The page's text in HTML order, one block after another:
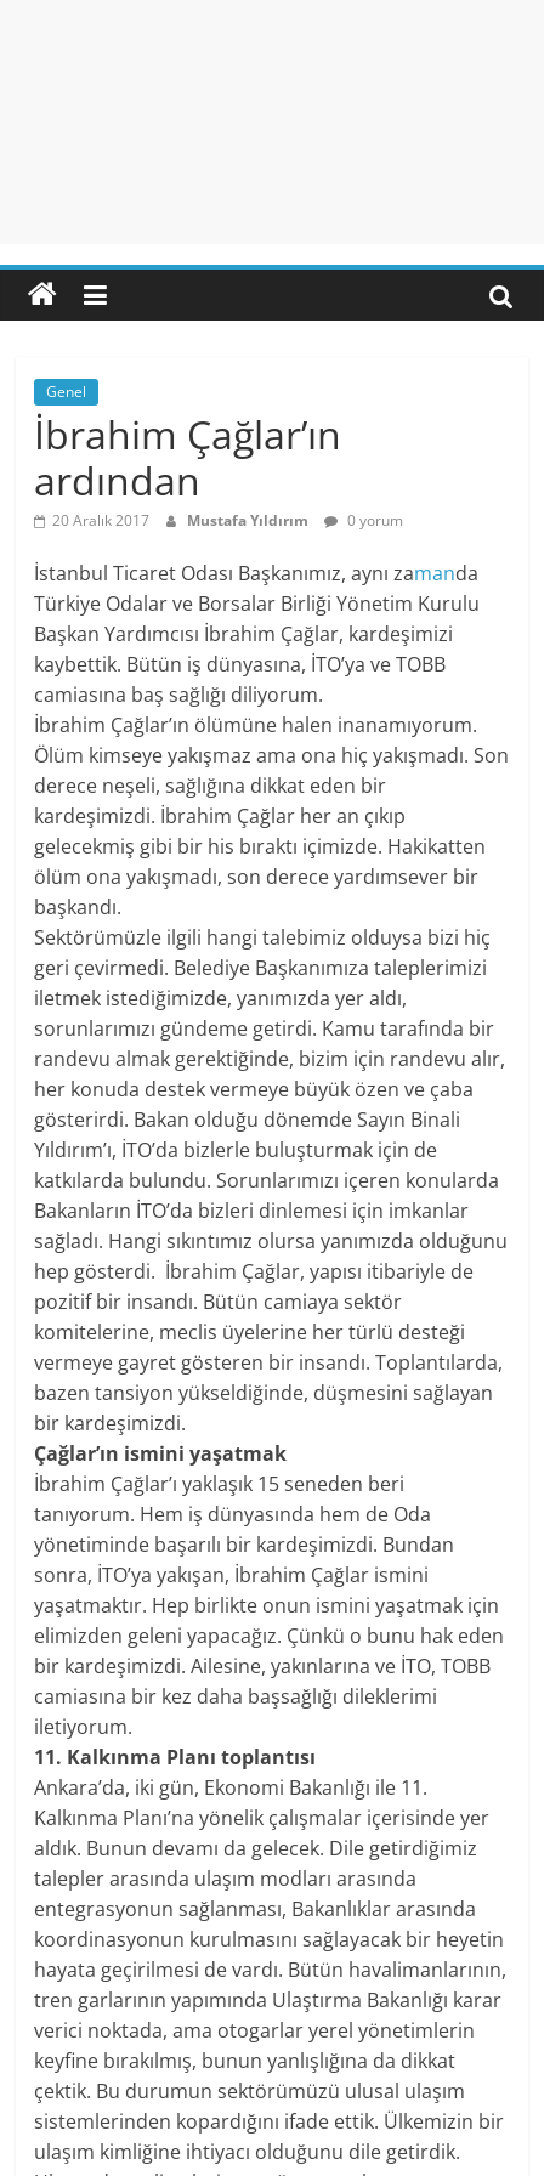
Genel
İbrahim Çağlar’ın
ardından
20 Aralık 2017 Mustafa Yıldırım 0 yorum
İstanbul Ticaret Odası Başkanımız, aynı zamanda
Türkiye Odalar ve Borsalar Birliği Yönetim Kurulu
Başkan Yardımcısı İbrahim Çağlar, kardeşimizi
kaybettik. Bütün iş dünyasına, İTO’ya ve TOBB
camiasına baş sağlığı diliyorum.
İbrahim Çağlar’ın ölümüne halen inanamıyorum.
Ölüm kimseye yakışmaz ama ona hiç yakışmadı. Son
derece neşeli, sağlığına dikkat eden bir
kardeşimizdi. İbrahim Çağlar her an çıkıp
gelecekmiş gibi bir his bıraktı içimizde. Hakikatten
ölüm ona yakışmadı, son derece yardımsever bir
başkandı.
Sektörümüzle ilgili hangi talebimiz olduysa bizi hiç
geri çevirmedi. Belediye Başkanımıza taleplerimizi
iletmek istediğimizde, yanımızda yer aldı,
sorunlarımızı gündeme getirdi. Kamu tarafında bir
randevu almak gerektiğinde, bizim için randevu alır,
her konuda destek vermeye büyük özen ve çaba
gösterirdi. Bakan olduğu dönemde Sayın Binali
Yıldırım’ı, İTO’da bizlerle buluşturmak için de
katkılarda bulundu. Sorunlarımızı içeren konularda
Bakanların İTO’da bizleri dinlemesi için imkanlar
sağladı. Hangi sıkıntımız olursa yanımızda olduğunu
hep gösterdi. İbrahim Çağlar, yapısı itibariyle de
pozitif bir insandı. Bütün camiaya sektör
komitelerine, meclis üyelerine her türlü desteği
vermeye gayret gösteren bir insandı. Toplantılarda,
bazen tansiyon yükseldiğinde, düşmesini sağlayan
bir kardeşimizdi.
Çağlar’ın ismini yaşatmak
İbrahim Çağlar’ı yaklaşık 15 seneden beri
tanıyorum. Hem iş dünyasında hem de Oda
yönetiminde başarılı bir kardeşimizdi. Bundan
sonra, İTO’ya yakışan, İbrahim Çağlar ismini
yaşatmaktır. Hep birlikte onun ismini yaşatmak için
elimizden geleni yapacağız. Çünkü o bunu hak eden
bir kardeşimizdi. Ailesine, yakınlarına ve İTO, TOBB
camiasına bir kez daha başsağlığı dileklerimi
iletiyorum.
11. Kalkınma Planı toplantısı
Ankara’da, iki gün, Ekonomi Bakanlığı ile 11.
Kalkınma Planı’na yönelik çalışmalar içerisinde yer
aldık. Bunun devamı da gelecek. Dile getirdiğimiz
talepler arasında ulaşım modları arasında
entegrasyonun sağlanması, Bakanlıklar arasında
koordinasyonun kurulmasını sağlayacak bir heyetin
hayata geçirilmesi de vardı. Bütün havalimanlarının,
tren garlarının yapımında Ulaştırma Bakanlığı karar
verici noktada, ama otogarlar yerel yönetimlerin
keyfine bırakılmış, bunun yanlışlığına da dikkat
çektik. Bu durumun sektörümüzü ulusal ulaşım
sistemlerinden kopardığını ifade ettik. Ülkemizin bir
ulaşım kimliğine ihtiyacı olduğunu dile getirdik.